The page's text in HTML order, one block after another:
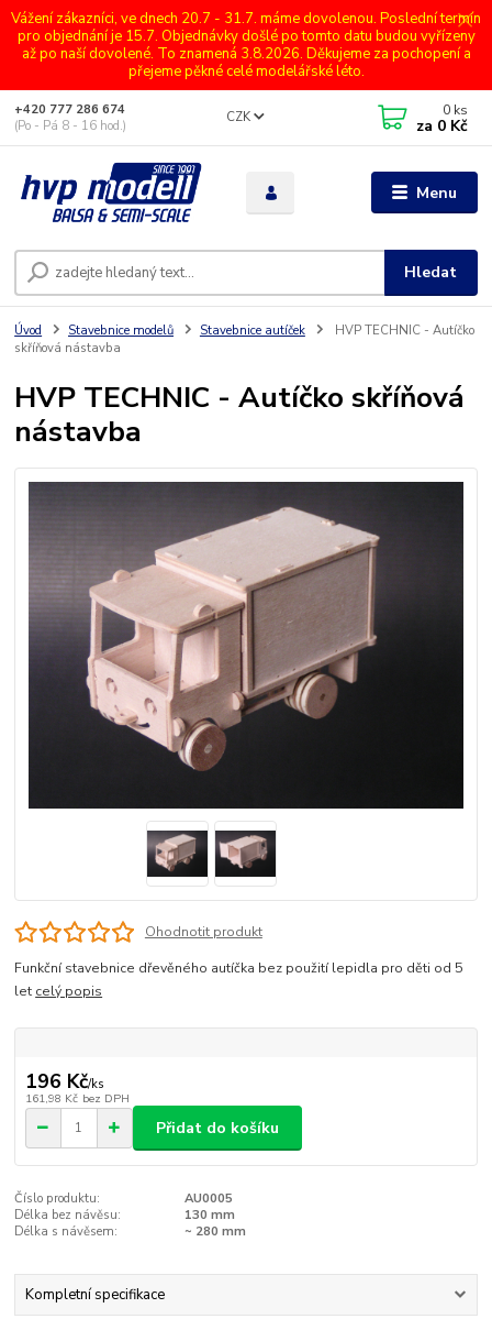
Vážení zákazníci, ve dnech 20.7 - 31.7. máme dovolenou. Poslední termín
pro objednání je 15.7. Objednávky došlé po tomto datu budou vyřízeny
až po naší dovolené. To znamená 3.8.2026. Děkujeme za pochopení a
přejeme pěkné celé modelářské léto.
Menu
CZK
Hledat
+420 777 286 674
(Po - Pá 8 - 16 hod.)
0 ks
za 0 Kč
Úvod Stavebnice modelů Stavebnice autíček
HVP TECHNIC - Autíčko
skříňová nástavba
HVP TECHNIC - Autíčko skříňová
nástavba
Ohodnotit produkt
Funkční stavebnice dřevěného autíčka bez použití lepidla pro děti od 5
let celý popis
196 Kč/ks
161,98 Kč bez DPH
Přidat do košíku
Číslo produktu:
AU0005
Délka bez návěsu:
130 mm
Délka s návěsem:
~ 280 mm
Kompletní specifikace